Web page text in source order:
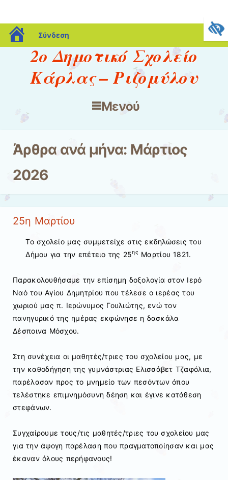
blogs.sch.gr
Σύνδεση
2ο Δημοτικό Σχολείο
Κάρλας – Ριζομύλου
Μενού
Μετάβαση στο περιεχόμενο
Άρθρα ανά μήνα: Μάρτιος
2026
25η Μαρτίου
Το σχολείο μας συμμετείχε στις εκδηλώσεις του
Δήμου για την επέτειο της 25ης Μαρτίου 1821.
Παρακολουθήσαμε την επίσημη δοξολογία στον Ιερό
Ναό του Αγίου Δημητρίου που τέλεσε ο ιερέας του
χωριού μας π. Ιερώνυμος Γουλιώτης, ενώ τον
πανηγυρικό της ημέρας εκφώνησε η δασκάλα
Δέσποινα Μόσχου.
Στη συνέχεια οι μαθητές/τριες του σχολείου μας, με
την καθοδήγηση της γυμνάστριας Ελισσάβετ Τζαφόλια,
παρέλασαν προς το μνημείο των πεσόντων όπου
τελέστηκε επιμνημόσυνη δέηση και έγινε κατάθεση
στεφάνων.
Συγχαίρουμε τους/τις μαθητές/τριες του σχολείου μας
για την άψογη παρέλαση που πραγματοποίησαν και μας
έκαναν όλους περήφανους!